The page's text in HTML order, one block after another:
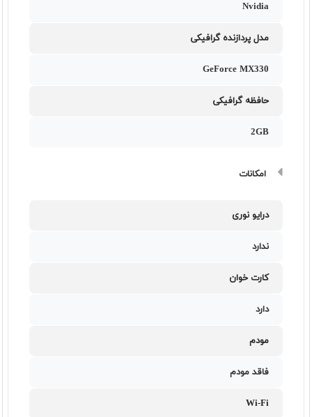
Nvidia
مدل پردازنده گرافیکی
GeForce MX330
حافظه گرافیکی
2GB
امکانات
درایو نوری
ندارد
کارت خوان
دارد
مودم
فاقد مودم
Wi-Fi